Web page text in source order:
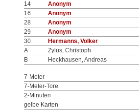
14
Anonym
16
Anonym
28
Anonym
29
Anonym
30
Hermanns, Volker
A
Zylus, Christoph
B
Heckhausen, Andreas
7-Meter
7-Meter-Tore
2-Minuten
gelbe Karten